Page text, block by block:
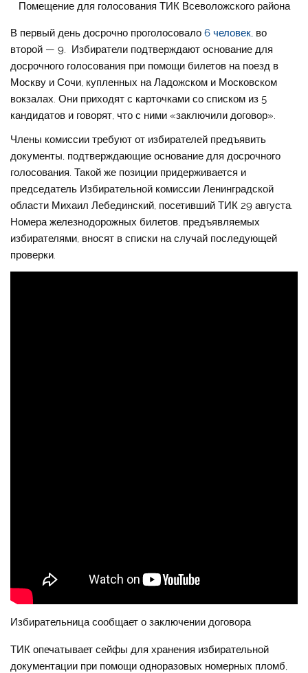
Помещение для голосования ТИК Всеволожского района
В первый день досрочно проголосовало6 человек, во
второй — 9. Избиратели подтверждают основание для
досрочного голосования при помощи билетов на поезд в
Москву и Сочи, купленных на Ладожском и Московском
вокзалах. Они приходят с карточками со списком из 5
кандидатов и говорят, что с ними «заключили договор».
Члены комиссии требуют от избирателей предъявить
документы, подтверждающие основание для досрочного
голосования. Такой же позиции придерживается и
председатель Избирательной комиссии Ленинградской
области Михаил Лебединский, посетивший ТИК 29 августа.
Номера железнодорожных билетов, предъявляемых
избирателями, вносят в списки на случай последующей
проверки.
Избирательница сообщает о заключении договора
ТИК опечатывает сейфы для хранения избирательной
документации при помощи одноразовых номерных пломб,